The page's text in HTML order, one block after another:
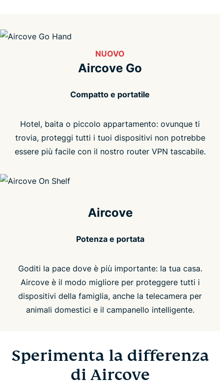
NUOVO
Aircove Go
Compatto e portatile
Hotel, baita o piccolo appartamento: ovunque ti
trovia, proteggi tutti i tuoi dispositivi non potrebbe
essere più facile con il nostro router VPN tascabile.
Aircove
Potenza e portata
Goditi la pace dove è più importante: la tua casa.
Aircove è il modo migliore per proteggere tutti i
dispositivi della famiglia, anche la telecamera per
animali domestici e il campanello intelligente.
Sperimenta la differenza
di Aircove